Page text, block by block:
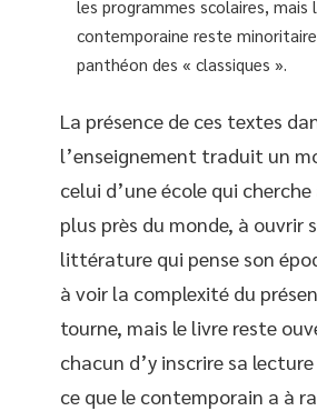
les programmes scolaires,
contemporaine reste
panthéon des « classiques ».
La présence de ces textes
l’enseignement traduit un
celui d’une école qui
plus près du monde, à ouvrir
littérature qui pense son
à voir la complexité du
tourne, mais le livre reste
chacun d’y inscrire sa
ce que le contemporain a à